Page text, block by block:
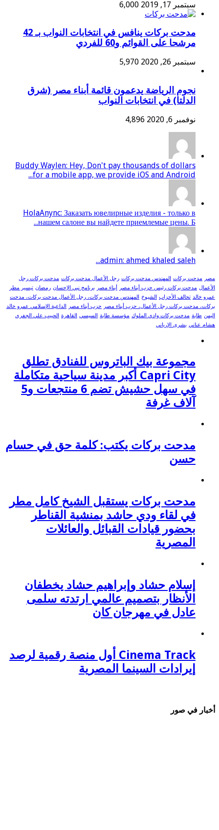
سبتمبر 17, 2019 6,000
مدحت بركات ينافس في انتخابات النواب بـ 42
مرشحا على القوائم و60 للفردي
سبتمبر 26, 2020 5,970
نجوم الرياضة يدعمون قائمة أبناء مصر (شرق
الدلتا) في انتخابات النواب
نوفمبر 6, 2020 4,896
Buddy Waylen: Hey, Don't pay thousands of dollars
for a mobile app, we provide iOS and Android...
HolaAnync: Заказать ювелирные изделия - только в
нашем салоне вы найдете приемлемые цены. Б...
admin: ahmed khaled saleh...
مصر مدحت بركات المهندس مدحت بركات رجل الأعمال مدحت بركات مدحت بركات رجل
الأعمال مدحت بركات رئيس حزب أبناء مصر أبناء مصر برنامج نبي الإحسان رمضان تيسير مطر
عمرو خالد تحالف الأحزاب الشيوخ المهندس مدحت بركات، رجل الأعمال مدحت بركات، مدحت
بركات، مدحت بركات رجل الأعمال، حزب أبناء مصر
حزب أبناء مصر
الداعية الإسلامي عمرو خالد
اليمن طابة مدحت بركات وادي الملوك مؤسسة طابة السيسي القاهرة الحبيب علي الجفري
هشام عناني بشرى الإرياني
مجموعة بيك الباتروس للفنادق تطلق
Capri City أكبر مدينة سياحية متكاملة
في سهل حشيش تضم 6 منتجعات و5
آلاف غرفة
مدحت بركات يكتب: كلمة حق في حسام
حسن
مدحت بركات يستقبل الشيخ كامل مطر
في لقاء ودي حاشد بمنشية القناطر
بحضور قيادات القبائل والعائلات
المصرية
إسلام حشاد وإبراهيم حشاد يخطفان
الأنظار بتصميم عالمي ارتدته سلمى
عادل في مهرجان كان
Cinema Track أول منصة رقمية لرصد
إيرادات السينما المصرية
أخبار في صور